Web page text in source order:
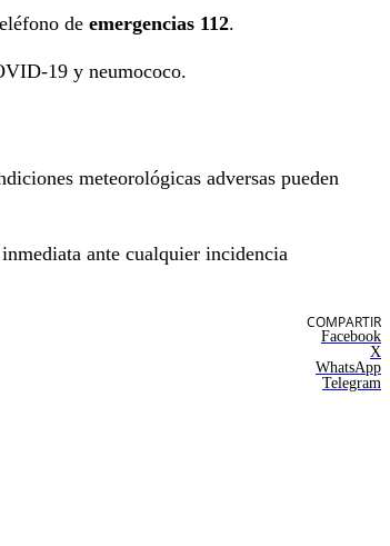
de emergencias 112.
19 y neumococo.
meteorológicas adversas pueden
ante cualquier incidencia
COMPARTIR
Facebook
X
WhatsApp
Telegram